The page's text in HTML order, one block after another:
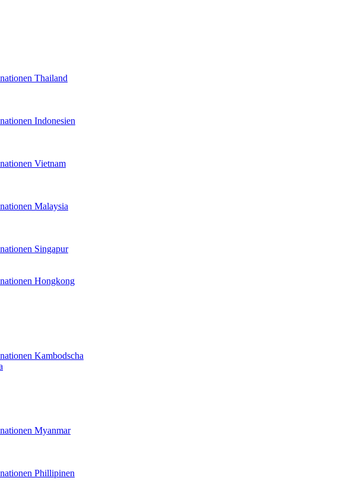
Thailand
Indonesien
Vietnam
Malaysia
Singapur
Hongkong
Kambodscha
Myanmar
Phillipinen